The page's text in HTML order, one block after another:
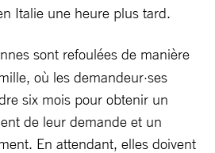
Italie une heure plus tard.
sont refoulées de manière
où les demandeur·ses
six mois pour obtenir un
de leur demande et un
En attendant, elles doivent